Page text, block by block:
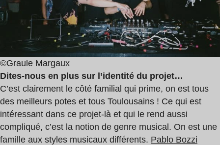
©Graule Margaux
Dites-nous en plus sur l’identité du projet…
C’est clairement le côté familial qui prime, on est tous
des meilleurs potes et tous Toulousains ! Ce qui est
intéressant dans ce projet-là et qui le rend aussi
compliqué, c’est la notion de genre musical. On est une
famille aux styles musicaux différents. Pablo Bozzi